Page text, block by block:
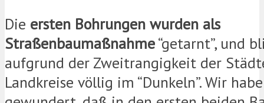
Die ersten Bohrungen wurden als
Straßenbaumaßnahme“getarnt”, und
aufgrund der Zweitrangigkeit der
Landkreise völlig im “Dunkeln”. Wir